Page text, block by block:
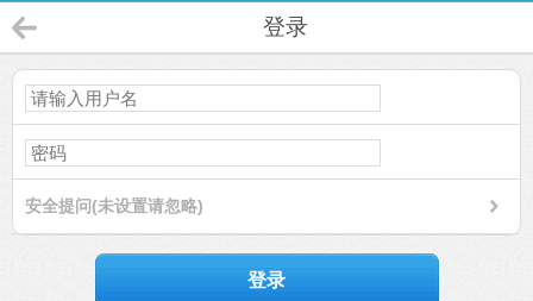
登录
安全提问(未设置请忽略)
登录